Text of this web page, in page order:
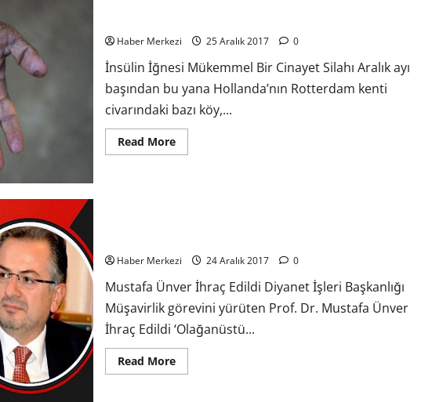
Haber Merkezi 25 Aralık 2017 0
İnsülin İğnesi Mükemmel Bir Cinayet Silahı Aralık ayı
başından bu yana Hollanda’nın Rotterdam kenti
civarındaki bazı köy,...
Read More
Haber Merkezi 24 Aralık 2017 0
Mustafa Ünver İhraç Edildi Diyanet İşleri Başkanlığı
Müşavirlik görevini yürüten Prof. Dr. Mustafa Ünver
İhraç Edildi ‘Olağanüstü...
Read More